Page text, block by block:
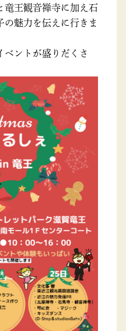
竜王観音禅寺に加え石
の魅力を伝えに行きま
ベントが盛りだくさ